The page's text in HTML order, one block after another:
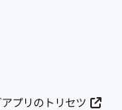
プリのトリセツ